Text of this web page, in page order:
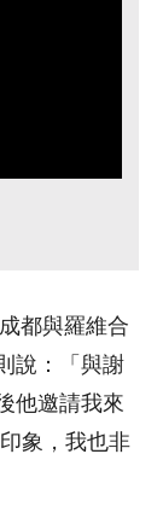
都與羅維合
說：
「與謝
他邀請我來
象，我也非